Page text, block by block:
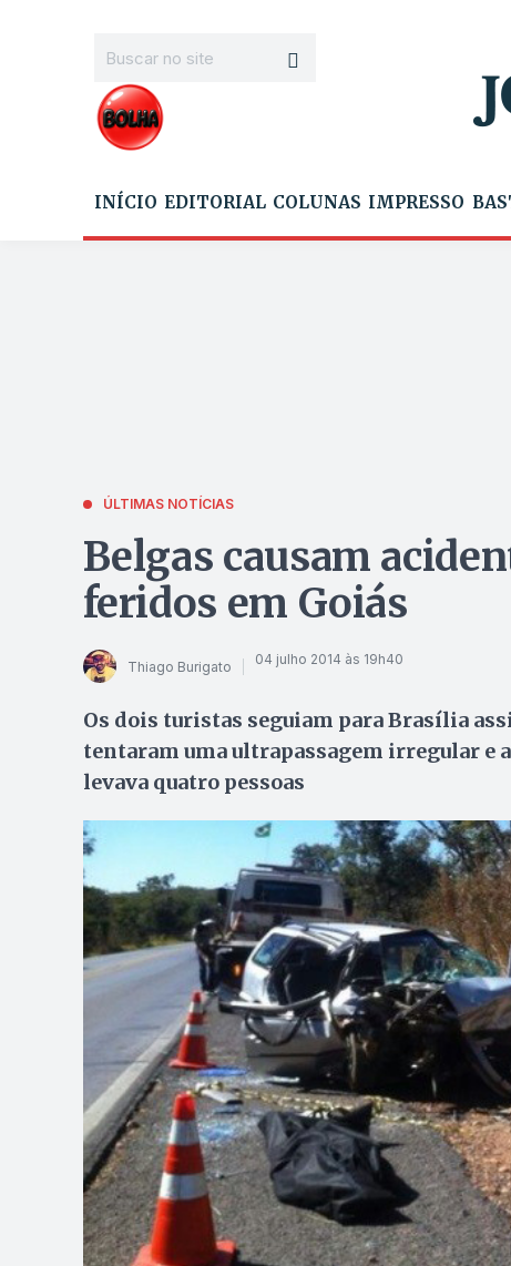
INÍCIO EDITORIAL COLUNAS IMPRESSO
ÚLTIMAS NOTÍCIAS
Belgas causam
feridos em Goiás
Thiago Burigato 04 julho 2014 às 19h40
Os dois turistas seguiam para Brasília
tentaram uma ultrapassagem irregular e
levava quatro pessoas